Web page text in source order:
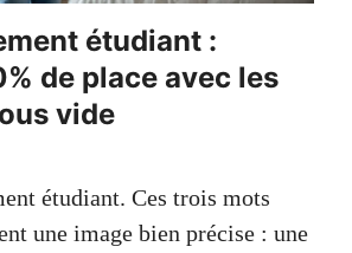
étudiant :
de place avec les
vide
étudiant. Ces trois mots
une image bien précise : une